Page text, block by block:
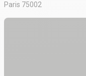
Paris 75002